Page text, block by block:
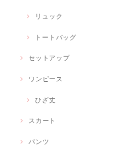
リュック
トートバッグ
セットアップ
ワンピース
ひざ丈
スカート
パンツ